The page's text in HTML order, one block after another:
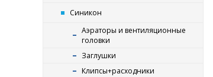
Синикон
Аэраторы и вентиляционные
головки
Заглушки
Клипсы+расходники